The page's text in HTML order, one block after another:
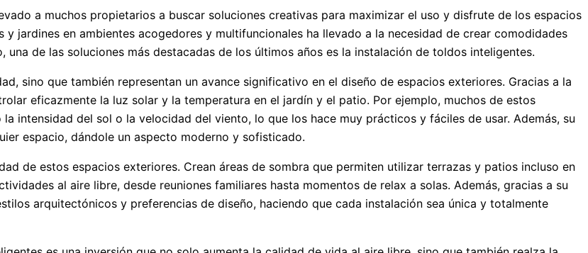
a muchos propietarios a buscar soluciones creativas para maximizar el uso y disfrute de los espacios
jardines en ambientes acogedores y multifuncionales ha llevado a la necesidad de crear comodidades
de las soluciones más destacadas de los últimos años es la instalación de toldos inteligentes.
sino que también representan un avance significativo en el diseño de espacios exteriores. Gracias a la
eficazmente la luz solar y la temperatura en el jardín y el patio. Por ejemplo, muchos de estos
intensidad del sol o la velocidad del viento, lo que los hace muy prácticos y fáciles de usar. Además, su
espacio, dándole un aspecto moderno y sofisticado.
de estos espacios exteriores. Crean áreas de sombra que permiten utilizar terrazas y patios incluso en
al aire libre, desde reuniones familiares hasta momentos de relax a solas. Además, gracias a su
arquitectónicos y preferencias de diseño, haciendo que cada instalación sea única y totalmente